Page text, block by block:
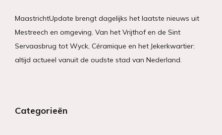
MaastrichtUpdate brengt dagelijks het laatste nieuws uit
Mestreech en omgeving. Van het Vrijthof en de Sint
Servaasbrug tot Wyck, Céramique en het Jekerkwartier:
altijd actueel vanuit de oudste stad van Nederland.
Categorieën